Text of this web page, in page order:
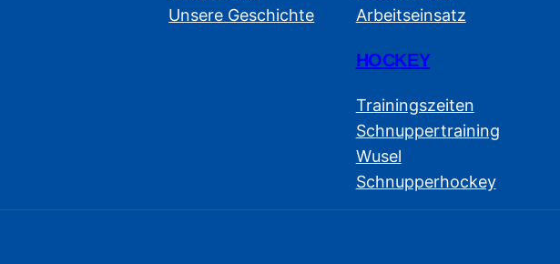
Unsere Geschichte
Arbeitseinsatz
HOCKEY
Trainingszeiten
Schnuppertraining
Wusel
Schnupperhockey